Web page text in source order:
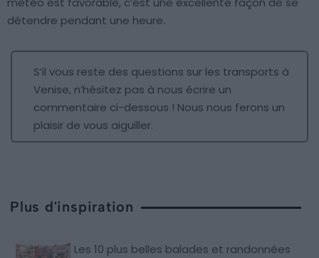
détendre pendant une heure.
S’il vous reste des questions sur les transports à
Venise, n’hésitez pas à nous écrire un
commentaire ci-dessous ! Nous nous ferons un
plaisir de vous aiguiller.
Plus d'inspiration
Les 10 plus belles balades et randonnées